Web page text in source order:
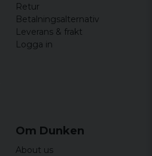
Retur
Betalningsalternativ
Leverans & frakt
Logga in
Om Dunken
About us